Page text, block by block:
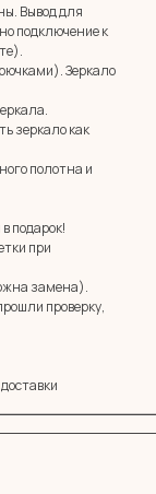
Вывод для
подключение к
Зеркало
зеркало как
полотна и
подарок!
при
замена).
проверку,